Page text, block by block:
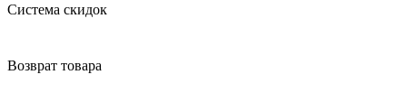
Система скидок
Возврат товара